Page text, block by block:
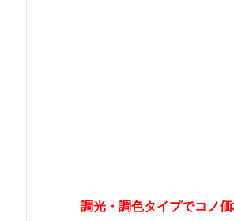
調光・調色タイプでコノ価